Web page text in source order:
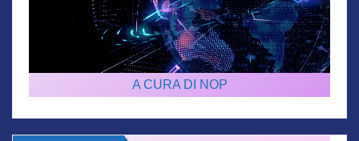
A CURA DI NOP